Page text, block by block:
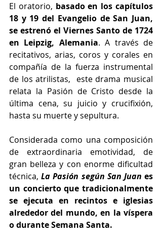
El oratorio, basado en los capítulos
18 y 19 del Evangelio de San Juan,
se estrenó el Viernes Santo de 1724
en Leipzig, Alemania. A través de
recitativos, arias, coros y corales en
compañía de la fuerza instrumental
de los atrilistas,  este drama musical
relata la Pasión de Cristo desde la
última cena, su juicio y crucifixión,
hasta su muerte y sepultura.
Considerada como una composición
de extraordinaria emotividad, de
gran belleza y con enorme dificultad
técnica, La Pasión según San Juan es
un concierto que tradicionalmente
se ejecuta en recintos e iglesias
alrededor del mundo, en la víspera
o durante Semana Santa.